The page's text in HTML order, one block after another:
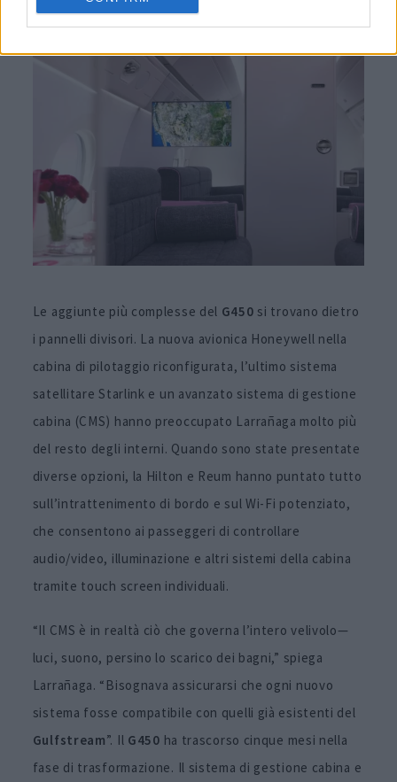
Le aggiunte più complesse del G450 si trovano dietro
i pannelli divisori. La nuova avionica Honeywell nella
cabina di pilotaggio riconfigurata, l’ultimo sistema
satellitare Starlink e un avanzato sistema di gestione
cabina (CMS) hanno preoccupato Larrañaga molto più
del resto degli interni. Quando sono state presentate
diverse opzioni, la Hilton e Reum hanno puntato tutto
sull’intrattenimento di bordo e sul Wi-Fi potenziato,
che consentono ai passeggeri di controllare
audio/video, illuminazione e altri sistemi della cabina
tramite touch screen individuali.
“Il CMS è in realtà ciò che governa l’intero velivolo—
luci, suono, persino lo scarico dei bagni,” spiega
Larrañaga. “Bisognava assicurarsi che ogni nuovo
sistema fosse compatibile con quelli già esistenti del
Gulfstream”. Il G450 ha trascorso cinque mesi nella
fase di trasformazione. Il sistema di gestione cabina e